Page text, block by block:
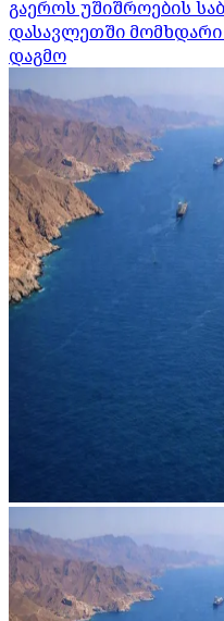
გაეროს უშიშროების
დასავლეთში
დაგმო